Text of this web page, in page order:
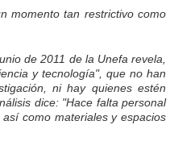
momento tan restrictivo como
de 2011 de la Unefa revela,
y tecnología", que no han
ni hay quienes estén
dice: "Hace falta personal
como materiales y espacios